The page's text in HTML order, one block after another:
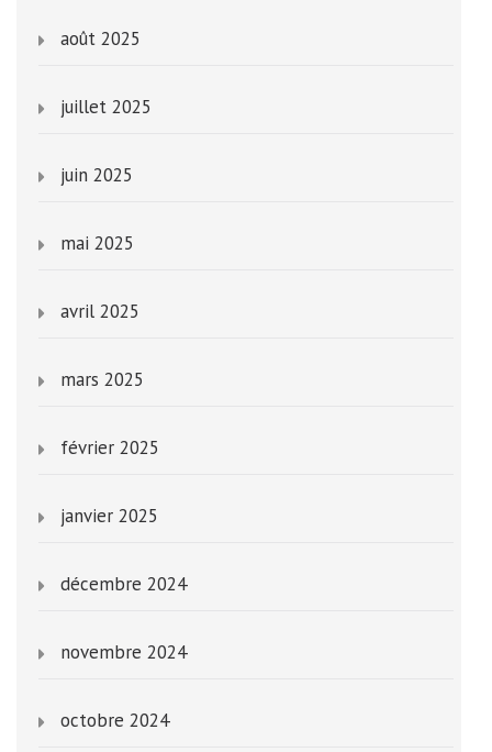
août 2025
juillet 2025
juin 2025
mai 2025
avril 2025
mars 2025
février 2025
janvier 2025
décembre 2024
novembre 2024
octobre 2024